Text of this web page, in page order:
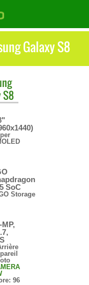
Galaxy S8
S8
SoC
Storage
MP,
96